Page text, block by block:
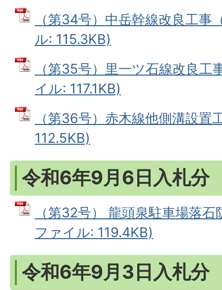
（第34号）中岳幹線改良工
ル: 115.3KB)
（第35号）里一ツ石線改良
イル: 117.1KB)
（第36号）赤木線他側溝設置
112.5KB)
令和6年9月6日入札分
（第32号） 龍頭泉駐車場落
ファイル: 119.4KB)
令和6年9月3日入札分